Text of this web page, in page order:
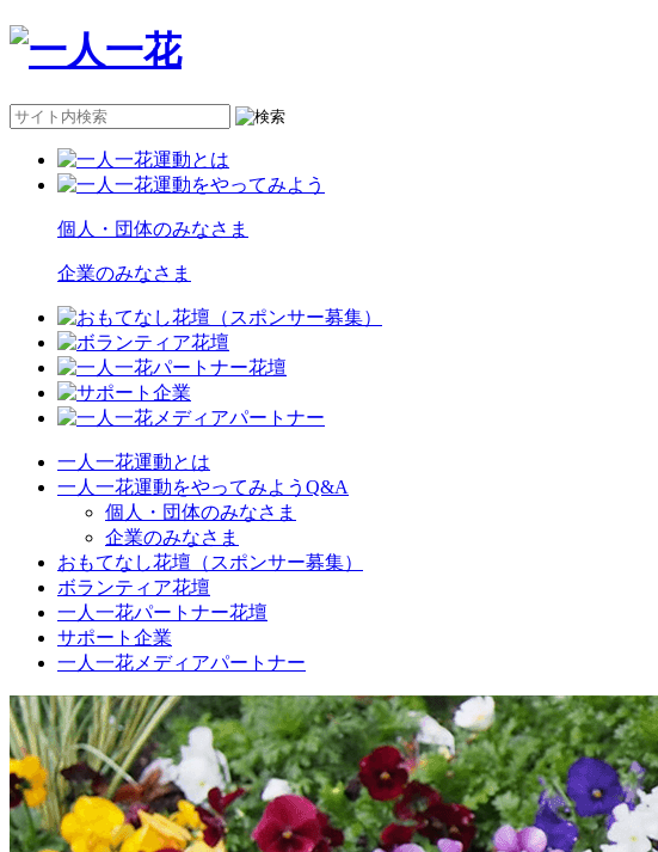
個人・団体のみなさま
企業のみなさま
一人一花運動とは
一人一花運動をやってみようQ&A
個人・団体のみなさま
企業のみなさま
おもてなし花壇（スポンサー募集）
ボランティア花壇
一人一花パートナー花壇
サポート企業
一人一花メディアパートナー